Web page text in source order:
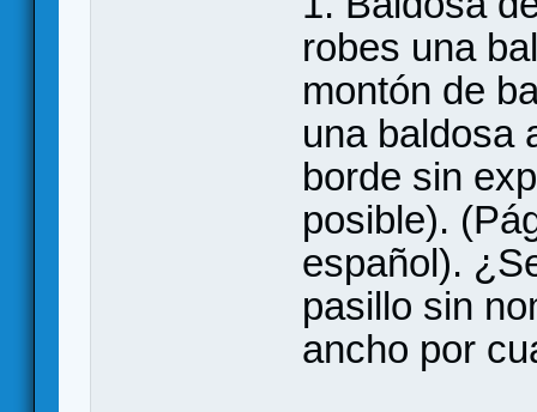
robes una
montón de
una baldosa
borde sin
posible).
español).
pasillo sin
ancho por